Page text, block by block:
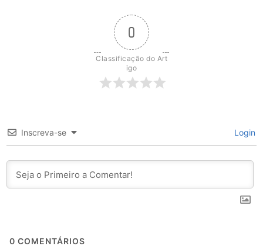
0
Classificação do Art
igo
Inscreva-se Login
0 COMENTÁRIOS